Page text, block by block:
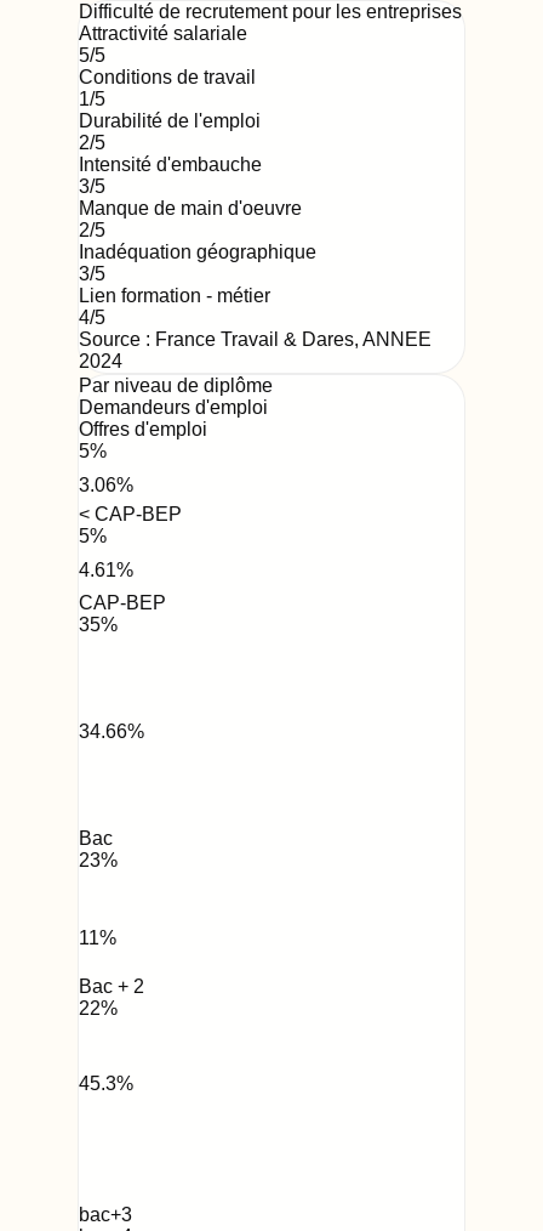
Difficulté de recrutement pour les entreprises
Attractivité salariale
5/5
Conditions de travail
1/5
Durabilité de l'emploi
2/5
Intensité d'embauche
3/5
Manque de main d'oeuvre
2/5
Inadéquation géographique
3/5
Lien formation - métier
4/5
Source : France Travail & Dares, ANNEE
2024
Par niveau de diplôme
Demandeurs d'emploi
Offres d'emploi
5%
3.06%
< CAP-BEP
5%
4.61%
CAP-BEP
35%
34.66%
Bac
23%
11%
Bac + 2
22%
45.3%
bac+3